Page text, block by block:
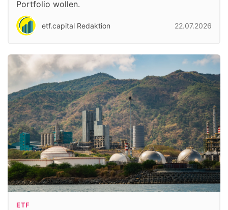
Portfolio wollen.
etf.capital Redaktion 22.07.2026
ETF